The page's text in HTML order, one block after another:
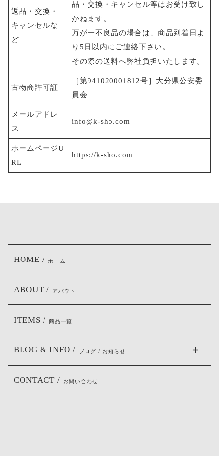
返品・交換・
キャンセルな
ど
品・交換・キャンセル等はお受け致し
かねます。
万が一不良品の場合は、商品到着日よ
り5日以内にご連絡下さい。
その際の送料へ弊社負担いたします。
古物商許可証
［第941020001812号］大分県公安委
員会
メールアドレ
ス
info@k-sho.com
ホームページU
RL
https://k-sho.com
HOME / ホーム
ABOUT / アバウト
ITEMS / 商品一覧
BLOG & INFO / ブログ / お知らせ
CONTACT / お問い合わせ